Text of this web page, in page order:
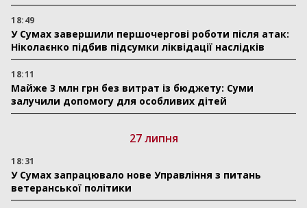
18:49
У Сумах завершили першочергові роботи після атак:
Ніколаєнко підбив підсумки ліквідації наслідків
18:11
Майже 3 млн грн без витрат із бюджету: Суми
залучили допомогу для особливих дітей
27 липня
18:31
У Сумах запрацювало нове Управління з питань
ветеранської політики